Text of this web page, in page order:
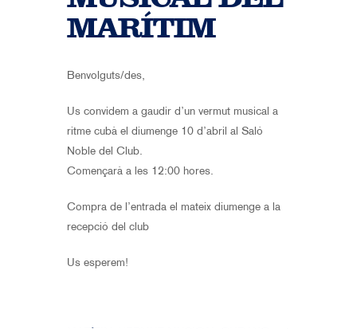
MARÍTIM
Benvolguts/des,
Us convidem a gaudir d’un vermut musical a
ritme cubà el diumenge 10 d’abril al Saló
Noble del Club.
Començarà a les 12:00 hores.
Compra de l’entrada el mateix diumenge a la
recepció del club
Us esperem!